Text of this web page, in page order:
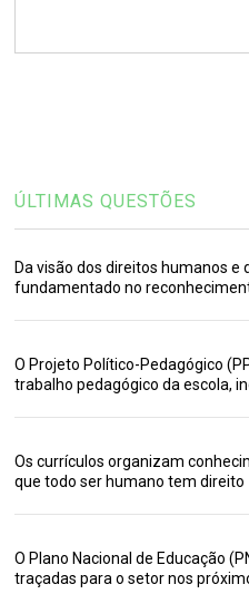
ÚLTIMAS QUESTÕES
Da visão dos direitos humanos e
fundamentado no
O Projeto Político-Pedagógico
trabalho pedagógico da escola,
Os currículos organizam
que todo ser humano tem direito
O Plano Nacional de Educação
traçadas para o setor nos